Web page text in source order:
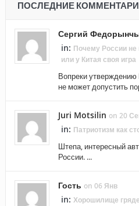
ПОСЛЕДНИЕ
Сергий
in: Почему России не
или у Китая своя игра
Вопреки
не может допустить
Juri Motsilin on 20
in: Патриотизм как
Штепа, интересный
России. ...
Гость on 06 Янв
in: Хорошилище